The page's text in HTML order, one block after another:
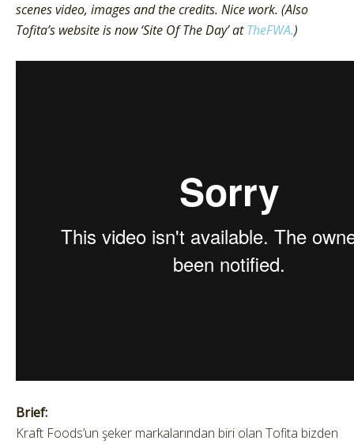
scenes video, images and the credits. Nice work. (Also
Tofita’s website is now ‘Site Of The Day’ atTheFWA.)
Brief:
Kraft Foods’un şeker markalarından biri olan Tofita bizden